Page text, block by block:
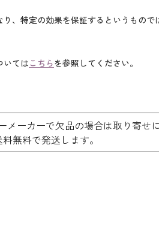
特定の効果を保証するというもので
いてはこちらを参照してください。
ーカーで欠品の場合は取り寄せ
送料無料で発送します。